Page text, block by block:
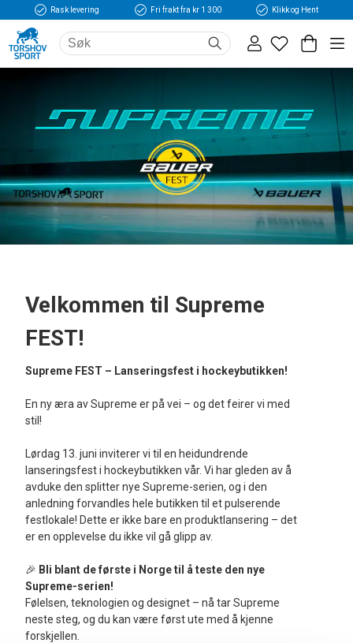
Rask levering Fri frakt fra kr 1 300 Klikk og Hent
Velkommen til Supreme
FEST!
Supreme FEST – Lanseringsfest i hockeybutikken!
En ny æra av Supreme er på vei – og det feirer vi med
stil!
Lørdag 13. juni inviterer vi til en heidundrende
lanseringsfest i hockeybutikken vår. Vi har gleden av å
avduke den splitter nye Supreme-serien, og i den
anledning forvandles hele butikken til et pulserende
festlokale! Dette er ikke bare en produktlansering – det
er en opplevelse du ikke vil gå glipp av.
🎉 Bli blant de første i Norge til å teste den nye
Supreme-serien!
Følelsen, teknologien og designet – nå tar Supreme
neste steg, og du kan være først ute med å kjenne
forskjellen.